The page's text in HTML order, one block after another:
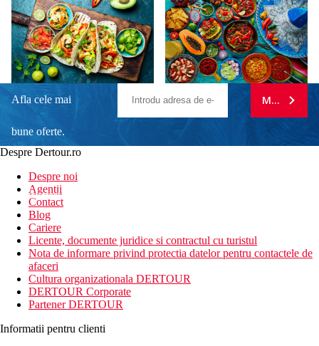
Afla cele mai
bune oferte.
newsletter!
MA
Despre Dertour.ro
Despre noi
Agentii
Contact
Blog
Cariere
Licente, documente juridice si contractul cu turistul
Nota de informare privind protectia datelor pentru contactele de
afaceri
Cultura organizationala DERTOUR
DERTOUR Corporate
Partener DERTOUR
Informatii pentru clienti